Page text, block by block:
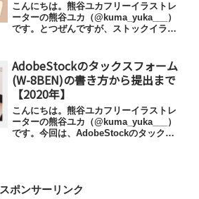
こんにちは。熊谷ユカフリーイラストレ
ーターの熊谷ユカ（@kuma_yuka___）
です。とつぜんですが、ストックイラス
し」、どうしてますか？いざストックイ
ラストを描き始...
AdobeStockのタックスフォーム
(W-8BEN)の書き方から提出まで
【2020年】
こんにちは。熊谷ユカフリーイラストレ
ーターの熊谷ユカ（@kuma_yuka___）
です。今回は、AdobeStockのタックス
スポンサーリンク